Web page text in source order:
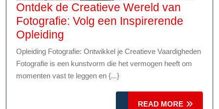
Ontdek de Creatieve Wereld van
Fotografie: Volg een Inspirerende
Opleiding
de
Creatieve
Wereld
Opleiding Fotografie: Ontwikkel je Creatieve Vaardigheden
Fotografie is een kunstvorm die het vermogen heeft om
momenten vast te leggen en {...}
READ MORE